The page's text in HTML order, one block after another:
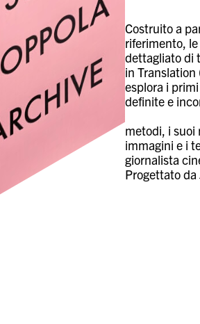
Costruito a
riferimento,
dettagliato di
in
esplora i
definite e
metodi, i suoi
immagini e i
giornalista
Progettato da